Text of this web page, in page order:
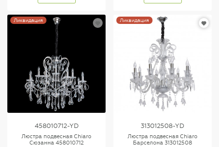
Ликвидация
458010712-YD
Люстра подвесная Chiaro
Сюзанна 458010712
Ликвидация
313012508-YD
Люстра подвесная Chiaro
Барселона 313012508